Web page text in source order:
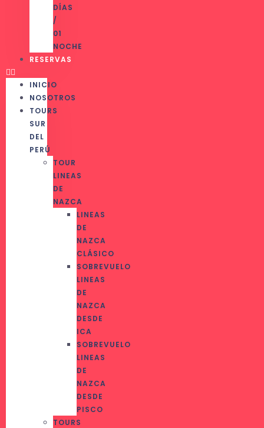
DÍAS
/
01
NOCHE
RESERVAS
INICIO
NOSOTROS
TOURS
SUR
DEL
PERÚ
TOUR
LINEAS
DE
NAZCA
LINEAS
DE
NAZCA
CLÁSICO
SOBREVUELO
LINEAS
DE
NAZCA
DESDE
ICA
SOBREVUELO
LINEAS
DE
NAZCA
DESDE
PISCO
TOURS